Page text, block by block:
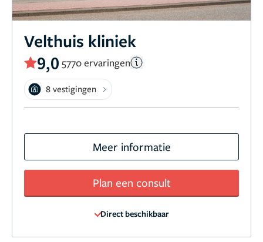
Velthuis kliniek
9,0 5770 ervaringen
8 vestigingen
Meer informatie
Plan een consult
Direct beschikbaar